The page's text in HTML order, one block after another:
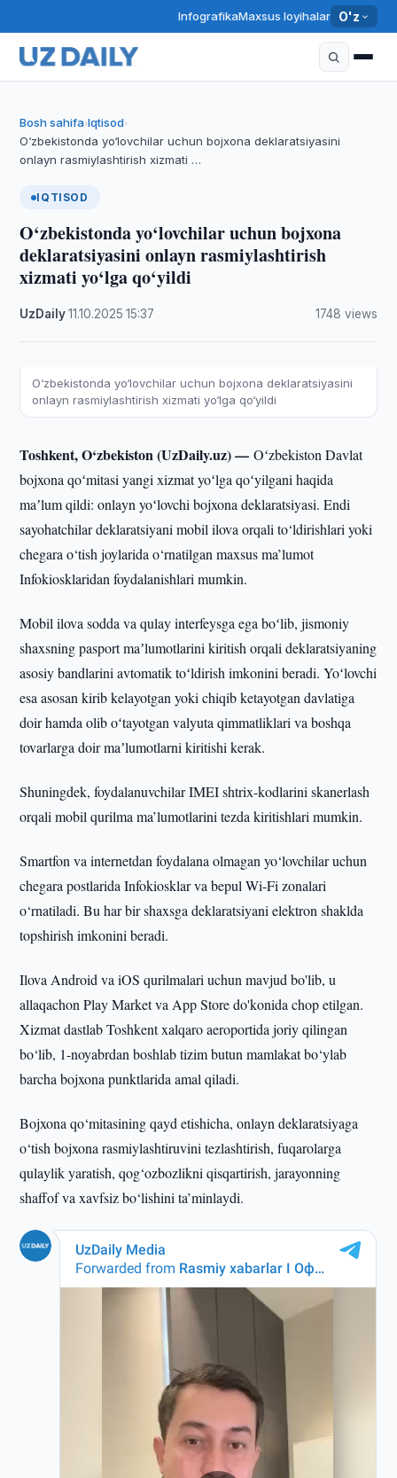
InfografikaMaxsus loyihalar O'z
Bosh sahifa›Iqtisod›
O‘zbekistonda yo‘lovchilar uchun bojxona deklaratsiyasini
onlayn rasmiylashtirish xizmati …
IQTISOD
O‘zbekistonda yo‘lovchilar uchun bojxona
deklaratsiyasini onlayn rasmiylashtirish
xizmati yo‘lga qo‘yildi
UzDaily·11.10.2025 ·15:37 1748 views
O‘zbekistonda yo‘lovchilar uchun bojxona deklaratsiyasini
onlayn rasmiylashtirish xizmati yo‘lga qo‘yildi
Toshkent, O‘zbekiston (UzDaily.uz) —Oʻzbekiston Davlat
bojxona qoʻmitasi yangi xizmat yoʻlga qoʻyilgani haqida
maʼlum qildi: onlayn yoʻlovchi bojxona deklaratsiyasi. Endi
sayohatchilar deklaratsiyani mobil ilova orqali to‘ldirishlari yoki
chegara o‘tish joylarida o‘rnatilgan maxsus ma’lumot
Infokiosklaridan foydalanishlari mumkin.
Mobil ilova sodda va qulay interfeysga ega boʻlib, jismoniy
shaxsning pasport maʼlumotlarini kiritish orqali deklaratsiyaning
asosiy bandlarini avtomatik toʻldirish imkonini beradi. Yoʻlovchi
esa asosan kirib kelayotgan yoki chiqib ketayotgan davlatiga
doir hamda olib oʻtayotgan valyuta qimmatliklari va boshqa
tovarlarga doir maʼlumotlarni kiritishi kerak.
Shuningdek, foydalanuvchilar IMEI shtrix-kodlarini skanerlash
orqali mobil qurilma ma’lumotlarini tezda kiritishlari mumkin.
Smartfon va internetdan foydalana olmagan yo‘lovchilar uchun
chegara postlarida Infokiosklar va bepul Wi-Fi zonalari
o‘rnatiladi. Bu har bir shaxsga deklaratsiyani elektron shaklda
topshirish imkonini beradi.
Ilova Android va iOS qurilmalari uchun mavjud bo'lib, u
allaqachon Play Market va App Store do'konida chop etilgan.
Xizmat dastlab Toshkent xalqaro aeroportida joriy qilingan
bo‘lib, 1-noyabrdan boshlab tizim butun mamlakat bo‘ylab
barcha bojxona punktlarida amal qiladi.
Bojxona qo‘mitasining qayd etishicha, onlayn deklaratsiyaga
o‘tish bojxona rasmiylashtiruvini tezlashtirish, fuqarolarga
qulaylik yaratish, qog‘ozbozlikni qisqartirish, jarayonning
shaffof va xavfsiz bo‘lishini ta’minlaydi.